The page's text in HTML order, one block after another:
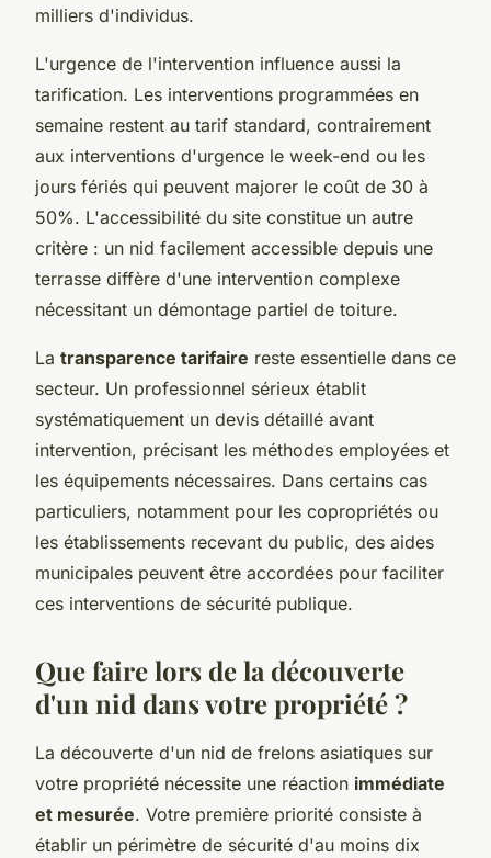
milliers d'individus.
L'urgence de l'intervention influence aussi la
tarification. Les interventions programmées en
semaine restent au tarif standard, contrairement
aux interventions d'urgence le week-end ou les
jours fériés qui peuvent majorer le coût de 30 à
50%. L'accessibilité du site constitue un autre
critère : un nid facilement accessible depuis une
terrasse diffère d'une intervention complexe
nécessitant un démontage partiel de toiture.
La transparence tarifaire reste essentielle dans ce
secteur. Un professionnel sérieux établit
systématiquement un devis détaillé avant
intervention, précisant les méthodes employées et
les équipements nécessaires. Dans certains cas
particuliers, notamment pour les copropriétés ou
les établissements recevant du public, des aides
municipales peuvent être accordées pour faciliter
ces interventions de sécurité publique.
Que faire lors de la découverte
d'un nid dans votre propriété ?
La découverte d'un nid de frelons asiatiques sur
votre propriété nécessite une réaction immédiate
et mesurée. Votre première priorité consiste à
établir un périmètre de sécurité d'au moins dix